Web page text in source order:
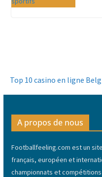
Top 10 casino en ligne
A propos de nous
Footballfeeling.com est un
français, européen et
championnats et